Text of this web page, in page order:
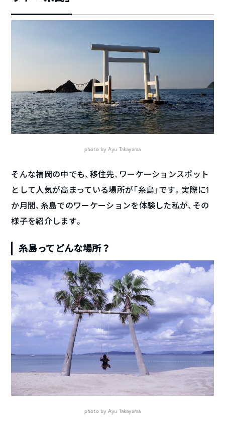
photo by Ayu Takayama
そんな福岡の中でも、移住先、ワーケーションスポット
として人気が高まっている場所が「糸島」です。実際に1
か月間、糸島でのワーケーションを体験した私が、その
様子を紹介します。
糸島ってどんな場所？
photo by Ayu Takayama